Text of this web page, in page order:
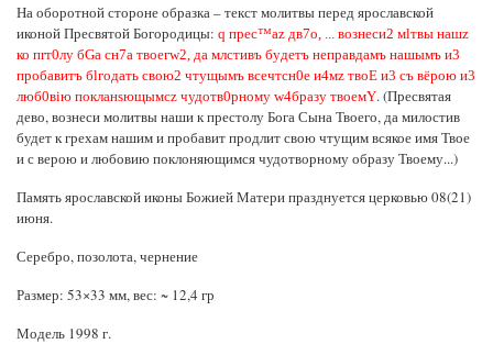
На оборотной стороне образка – текст молитвы перед ярославской
иконой Пресвятой Богородицы: q прес™az дв7о, ... вознеси2 мlтвы нaшz
ко пrт0лу бGа сн7а твоегw2, да млcтивъ бyдетъ непрaвдамъ нaшымъ и3
пробaвитъ бlгодaть свою2 чтyщымъ всечтcн0е и4мz твоE и3 съ вёрою и3
люб0вію покланsющымсz чудотв0рному w4бразу твоемY. (Пресвятая
дево, вознеси молитвы наши к престолу Бога Сына Твоего, да милостив
будет к грехам нашим и пробавит продлит свою чтущим всякое имя Твое
и с верою и любовию поклоняющимся чудотворному образу Твоему...)
Память ярославской иконы Божией Матери празднуется церковью 08(21)
июня.
Серебро, позолота, чернение
Размер: 53×33 мм, вес: ~ 12,4 гр
Модель 1998 г.